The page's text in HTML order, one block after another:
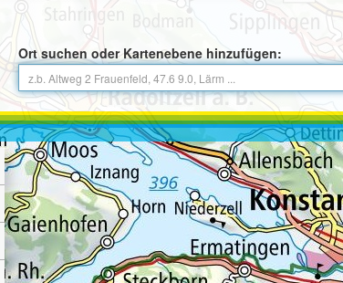
Ort suchen oder Kartenebene hinzufügen: